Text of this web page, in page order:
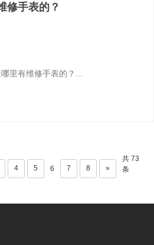
修手表的？
里有维修手表的？...
4 5 6 7 8 »
共 73
条